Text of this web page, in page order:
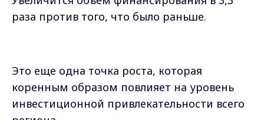
раза против того, что было раньше.
Это еще одна точка роста, которая
коренным образом повлияет на уровень
инвестиционной привлекательности всего